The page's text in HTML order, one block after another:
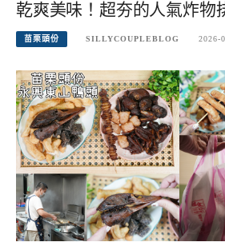
乾爽美味！超夯的人氣炸物
苗栗頭份 SILLYCOUPLEBLOG 2026-